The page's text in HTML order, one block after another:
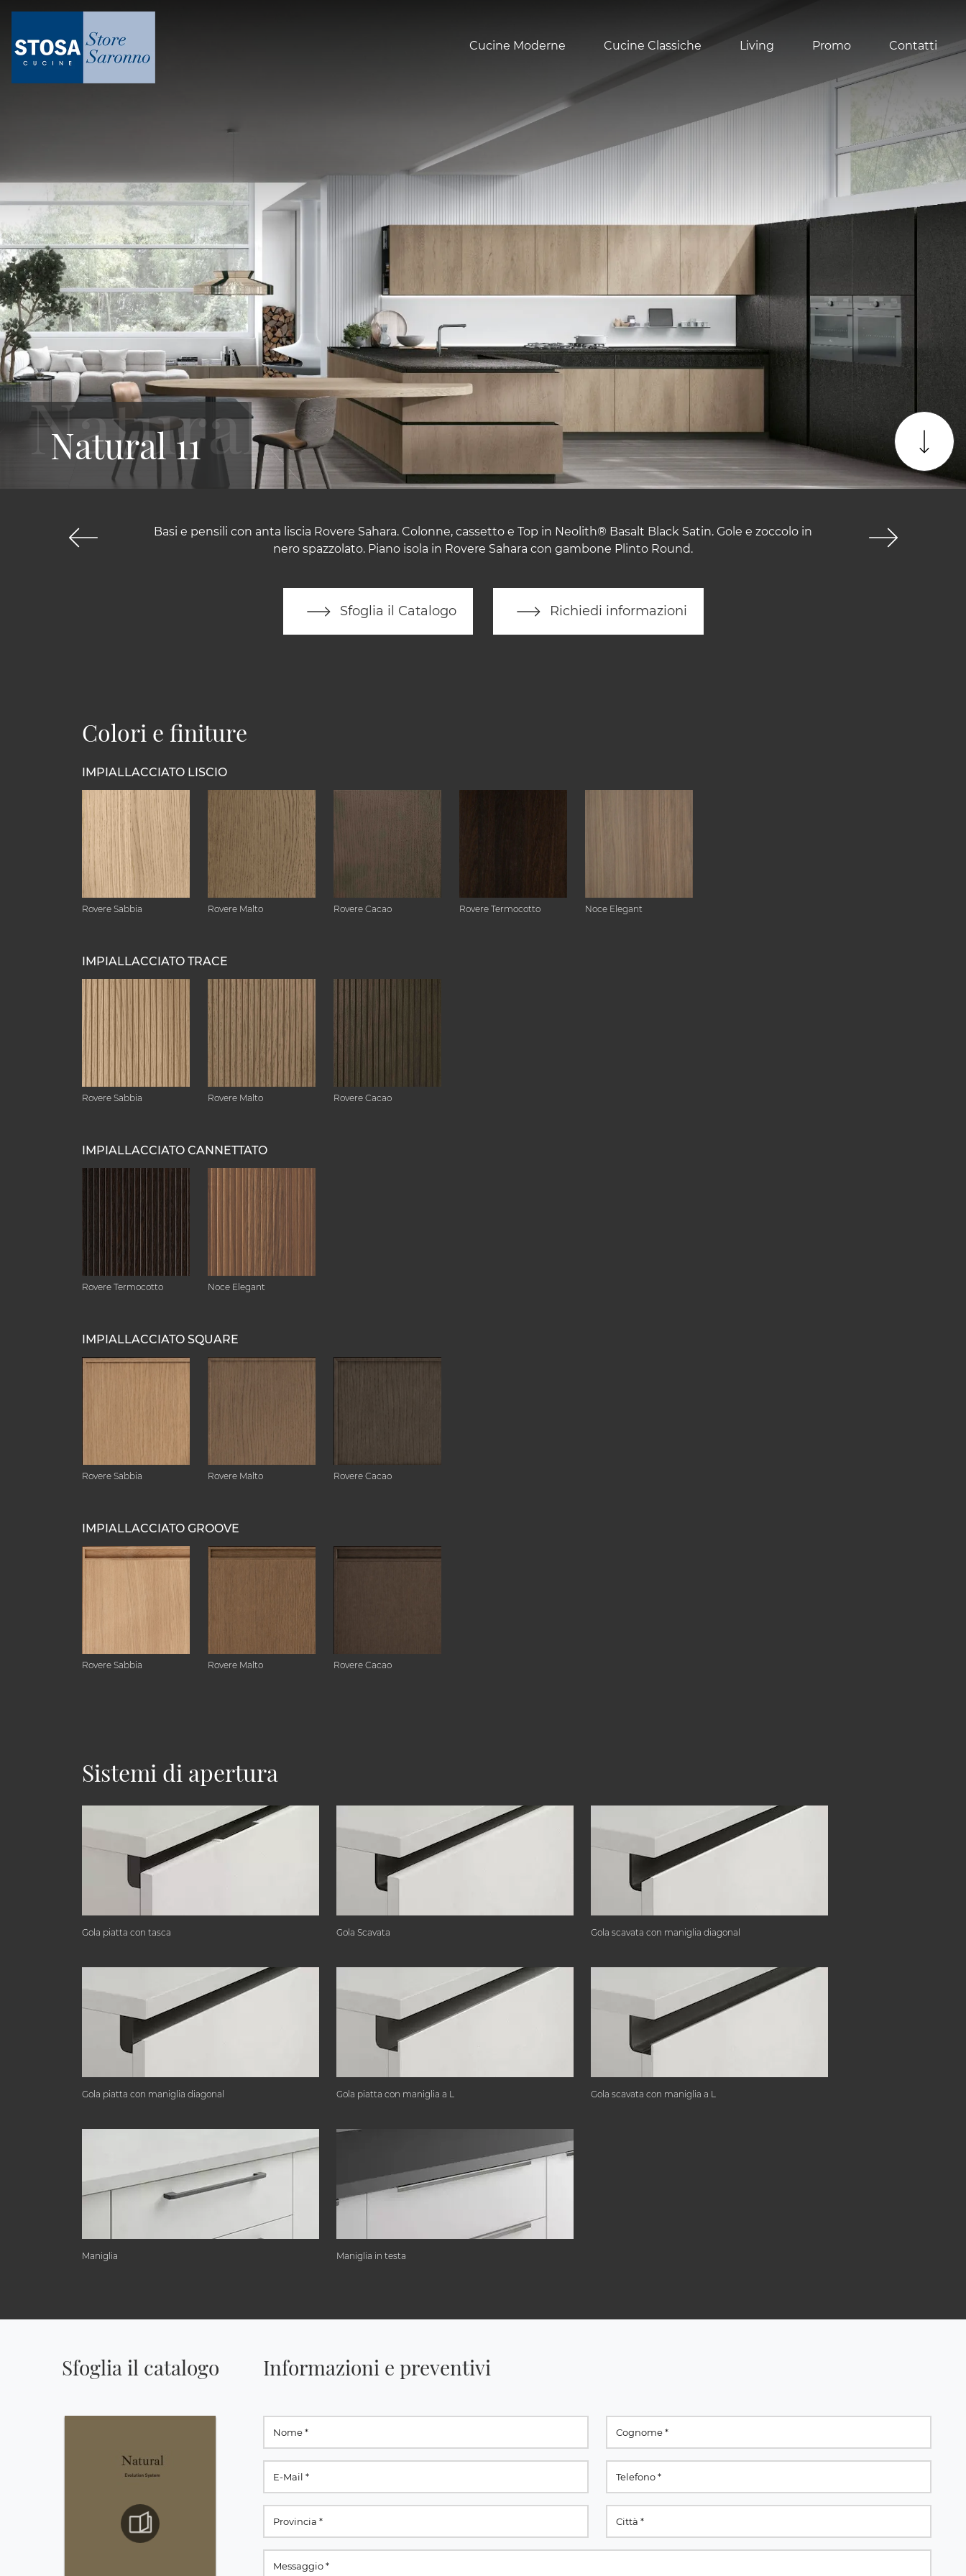
Cucine Moderne Cucine Classiche Living Promo Contatti
Basi e pensili con anta liscia Rovere Sahara. Colonne, cassetto e Top in Neolith® Basalt Black Satin. Gole e zoccolo in
nero spazzolato. Piano isola in Rovere Sahara con gambone Plinto Round.
Sfoglia il Catalogo Richiedi informazioni
Natural 11
Colori e finiture
IMPIALLACCIATO LISCIO
Rovere Sabbia Rovere Malto Rovere Cacao Rovere Termocotto Noce Elegant
IMPIALLACCIATO TRACE
Rovere Sabbia Rovere Malto Rovere Cacao
IMPIALLACCIATO CANNETTATO
Rovere Termocotto Noce Elegant
IMPIALLACCIATO SQUARE
Rovere Sabbia Rovere Malto Rovere Cacao
IMPIALLACCIATO GROOVE
Rovere Sabbia Rovere Malto Rovere Cacao
Sistemi di apertura
Gola piatta con tasca Gola Scavata Gola scavata con maniglia diagonal
Gola piatta con maniglia diagonal Gola piatta con maniglia a L Gola scavata con maniglia a L
Maniglia Maniglia in testa
Sfoglia il catalogo Informazioni e preventivi